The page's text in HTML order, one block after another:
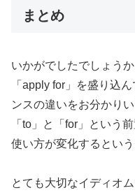
まとめ
いかがでしたでしょう
「apply for」を盛り込
ンスの違いをお分かり
「to」と「for」という
使い方が変化するという
とても大切なイディオ